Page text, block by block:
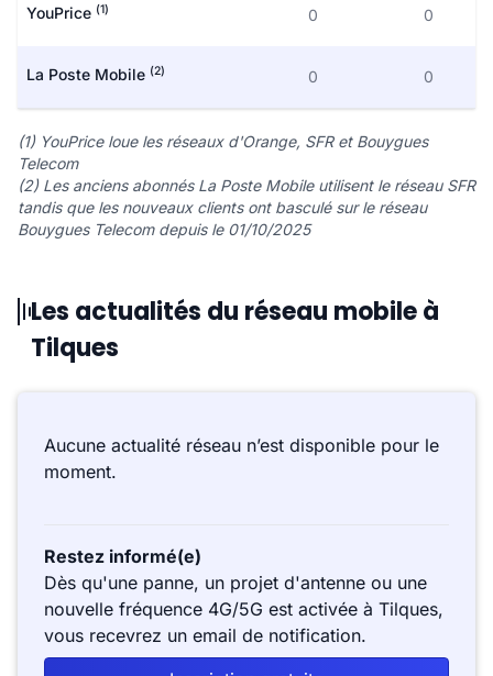
YouPrice (1) 0 0
La Poste Mobile (2) 0 0
(1) YouPrice loue les réseaux d'Orange, SFR et Bouygues
Telecom
(2) Les anciens abonnés La Poste Mobile utilisent le réseau SFR
tandis que les nouveaux clients ont basculé sur le réseau
Bouygues Telecom depuis le 01/10/2025
Les actualités du réseau mobile à
Tilques
Aucune actualité réseau n’est disponible pour le
moment.
Restez informé(e)
Dès qu'une panne, un projet d'antenne ou une
nouvelle fréquence 4G/5G est activée à Tilques,
vous recevrez un email de notification.